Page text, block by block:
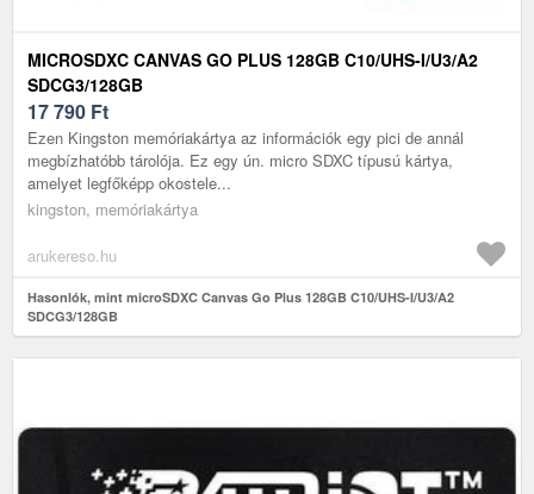
MICROSDXC CANVAS GO PLUS 128GB C10/UHS-I/U3/A2
SDCG3/128GB
17 790 Ft
Ezen Kingston memóriakártya az információk egy pici de annál
megbízhatóbb tárolója. Ez egy ún. micro SDXC típusú kártya,
amelyet legfőképp okostele...
kingston, memóriakártya
arukereso.hu
Hasonlók, mint microSDXC Canvas Go Plus 128GB C10/UHS-I/U3/A2
SDCG3/128GB